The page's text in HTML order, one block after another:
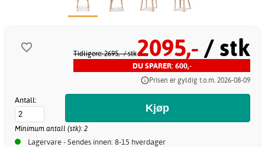
Tidligere: 2695,-/ stk2095,- / stk
DU SPARER: 600,-
Prisen er gyldig t.o.m. 2026-08-09
Antall:
Minimum antall (stk): 2
Lagervare - Sendes innen: 8-15 hverdager